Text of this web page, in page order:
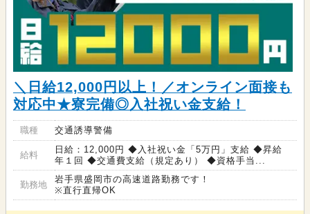
＼日給12,000円以上！／オンライン面接も
対応中★寮完備◎入社祝い金支給！
職種 交通誘導警備
給料
日給：12,000円 ◆入社祝い金「5万円」支給 ◆昇給
年１回 ◆交通費支給（規定あり） ◆資格手当...
勤務地
岩手県盛岡市の高速道路勤務です！
※直行直帰OK